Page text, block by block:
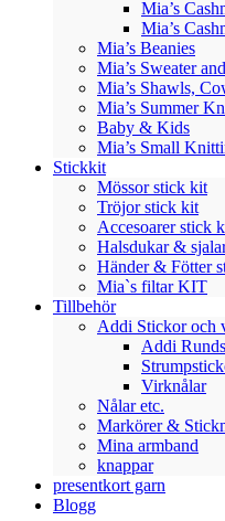
Mia’s
Mia’s
Mia’s Beanies
Mia’s Sweater
Mia’s Shawls,
Mia’s Summer
Baby & Kids
Mia’s Small
Stickkit
Mössor stick kit
Tröjor stick kit
Accesoarer stick
Halsdukar &
Händer & Fötter
Mia`s filtar KIT
Tillbehör
Addi Stickor och
Addi
Virknålar
Nålar etc.
Markörer &
Mina armband
knappar
presentkort garn
Blogg